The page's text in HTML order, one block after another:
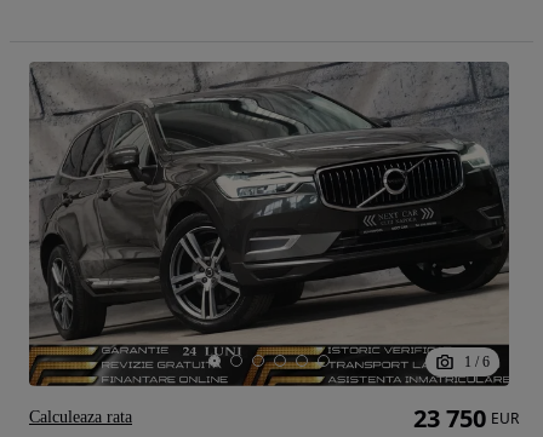
1 / 6
23 750 EUR
Calculeaza rata